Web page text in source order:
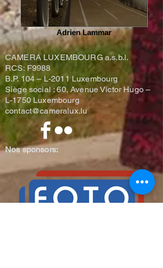
Adrien Lammar
CAMERA LUXEMBOURG a.s.b.l.
RCS: F9988
B.P. 104 –L-2011 Luxembourg
Siège social : 60, Avenue Victor Hugo –
L-1750 Luxembourg
contact@cameralux.lu
Nos sponsors: